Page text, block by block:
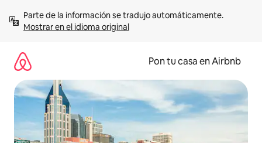
contenidoMostrar en el idioma original
Pon tu casa en Airbnb